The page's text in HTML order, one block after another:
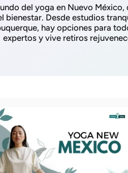
del yoga en Nuevo
bienestar. Desde estudios
hay opciones para
expertos y vive retiros